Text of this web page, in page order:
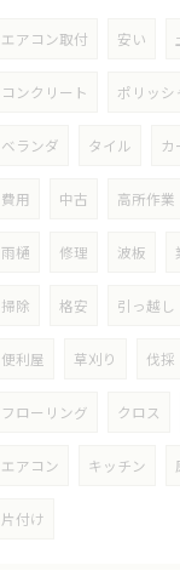
エアコン取付 安い
コンクリート ポリッシ
ベランダ タイル カ
費用 中古 高所作業
雨樋 修理 波板
掃除 格安 引っ越し
便利屋 草刈り 伐採
フローリング クロス
エアコン キッチン
片付け